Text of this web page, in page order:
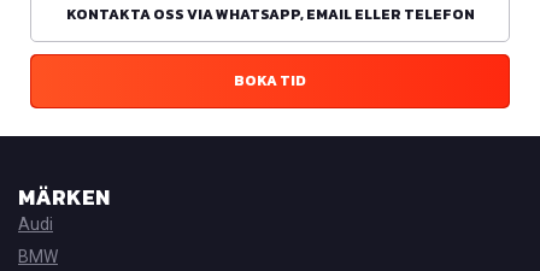
KONTAKTA OSS VIA WHATSAPP, EMAIL ELLER TELEFON
BOKA TID
MÄRKEN
Audi
BMW